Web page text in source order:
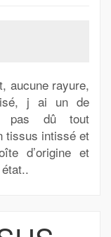
aucune rayure,
j ai un de
pas dû tout
tissus intissé et
d’origine et